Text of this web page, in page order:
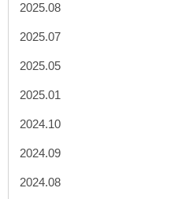
2025.08
2025.07
2025.05
2025.01
2024.10
2024.09
2024.08